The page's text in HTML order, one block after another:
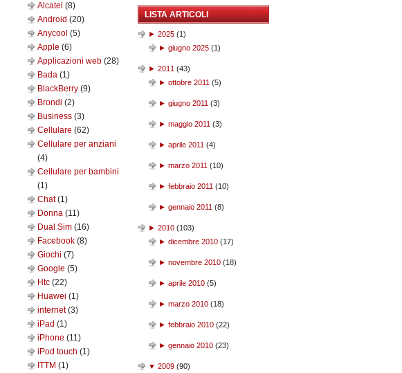
Alcatel (8)
Android (20)
Anycool (5)
Apple (6)
Applicazioni web (28)
Bada (1)
BlackBerry (9)
Brondi (2)
Business (3)
Cellulare (62)
Cellulare per anziani
(4)
Cellulare per bambini
(1)
Chat(1)
Donna (11)
Dual Sim (16)
Facebook (8)
Giochi (7)
Google (5)
Htc (22)
Huawei (1)
internet(3)
iPad (1)
iPhone (11)
iPod touch (1)
ITTM (1)
LISTA ARTICOLI
► 2025 (1)
► giugno 2025 (1)
► 2011 (43)
► ottobre 2011 (5)
► giugno 2011 (3)
► maggio 2011 (3)
► aprile 2011 (4)
► marzo 2011 (10)
► febbraio 2011 (10)
► gennaio 2011 (8)
► 2010 (103)
► dicembre 2010 (17)
► novembre 2010 (18)
► aprile 2010 (5)
► marzo 2010 (18)
► febbraio 2010 (22)
► gennaio 2010 (23)
▼ 2009 (90)